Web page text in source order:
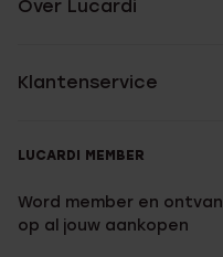
Over Lucardi
Klantenservice
LUCARDI MEMBER
Word member en
op al jouw aankopen